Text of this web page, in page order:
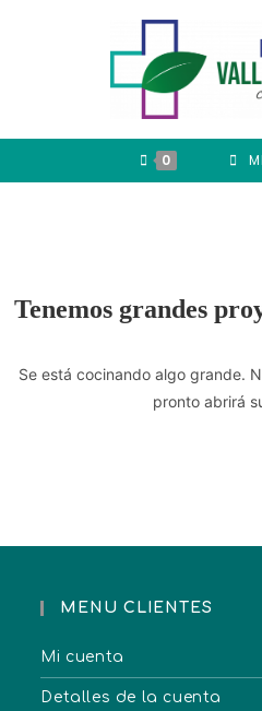
0
Tenemos grandes
Se está cocinando algo grande.
pronto abrirá
MENU CLIENTES
Mi cuenta
Detalles de la cuenta